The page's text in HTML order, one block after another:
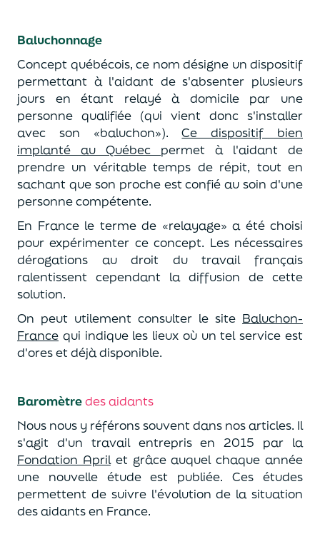
Baluchonnage
Concept québécois, ce nom désigne un dispositif
permettant à l'aidant de s'absenter plusieurs
jours en étant relayé à domicile par une
personne qualifiée (qui vient donc s'installer
avec son «baluchon»).Ce dispositif bien
implanté au Québec permet à l'aidant de
prendre un véritable temps de répit, tout en
sachant que son proche est confié au soin d'une
personne compétente.
En France le terme de «relayage» a été choisi
pour expérimenter ce concept. Les nécessaires
dérogations au droit du travail français
ralentissent cependant la diffusion de cette
solution.
On peut utilement consulter le site Baluchon-
France qui indique les lieux où un tel service est
d'ores et déjà disponible.
Baromètredes aidants
Nous nous y référons souvent dans nos articles. Il
s'agit d'un travail entrepris en 2015 par la
Fondation Aprilet grâce auquel chaque année
une nouvelle étude est publiée. Ces études
permettent de suivre l'évolution de la situation
des aidants en France.